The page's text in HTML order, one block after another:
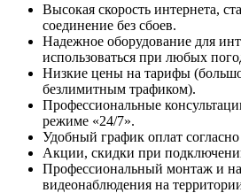
Высокая скорость интернета,
соединение без сбоев.
Надежное оборудование для
использоваться при любых
Низкие цены на тарифы
безлимитным трафиком).
Профессиональные
режиме «24/7».
Удобный график оплат согласно
Акции, скидки при
Профессиональный монтаж и
видеонаблюдения на